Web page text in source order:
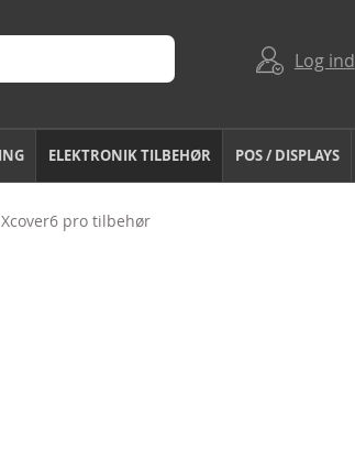
Log ind
ELEKTRONIK TILBEHØR POS / DISPLAYS
pro tilbehør